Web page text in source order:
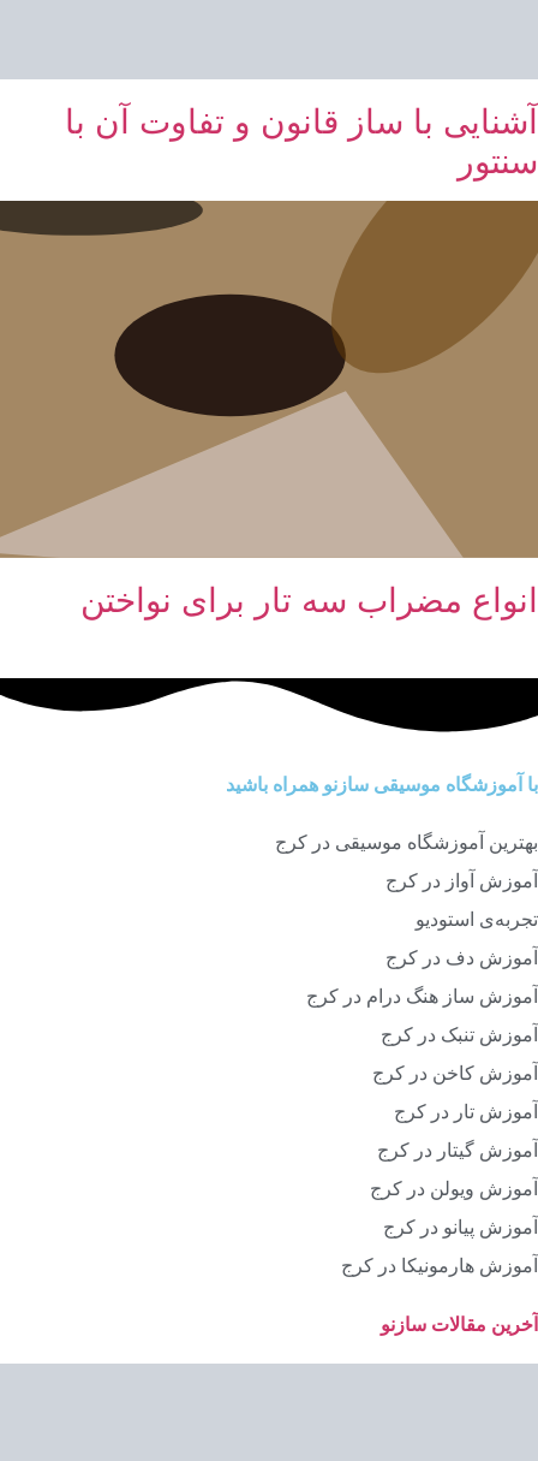
آشنایی با ساز قانون و تفاوت آن با
سنتور
انواع مضراب سه تار برای نواختن
با آموزشگاه موسیقی سازنو همراه باشید
بهترین آموزشگاه موسیقی در کرج
آموزش آواز در کرج
تجربه‌ی استودیو
آموزش دف در کرج
آموزش ساز هنگ درام در کرج
آموزش تنبک در کرج
آموزش کاخن در کرج
آموزش تار در کرج
آموزش گیتار در کرج
آموزش ویولن در کرج
آموزش پیانو در کرج
آموزش هارمونیکا در کرج
آخرین مقالات سازنو